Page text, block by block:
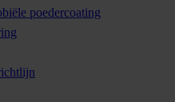
poedercoating